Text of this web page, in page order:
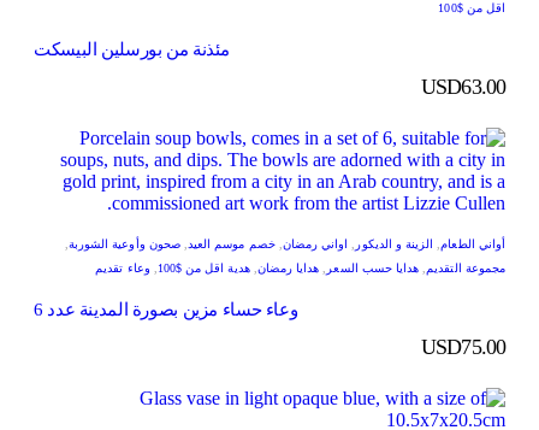
اقل من $100
مئذنة من بورسلين البيسكت
USD63.00
أواني الطعام الزينة و الديكور اواني رمضان ,خصم موسم العيد ,صحون وأوعية الشوربة
مجموعة التقديم
هدايا حسب السعر هدايا رمضان ,هدية اقل من $100 وعاء تقديم
وعاء حساء مزين بصورة المدينة عدد 6
USD75.00